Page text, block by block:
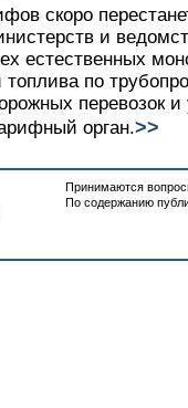
скоро
и
естественных
топлива по
перевозок
орган.>>
Принимаются
По содержанию